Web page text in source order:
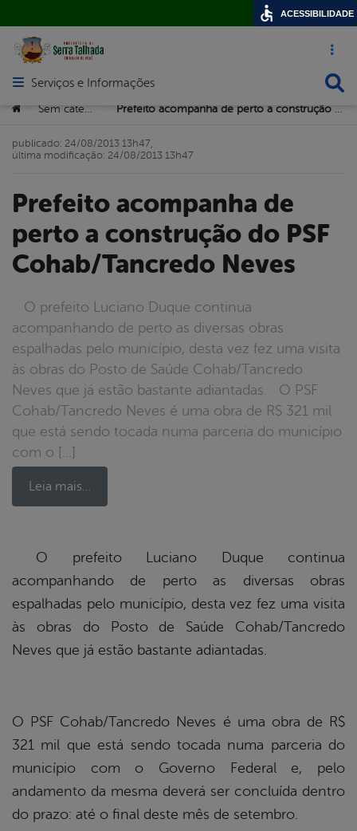
Acesso
Abrir menu principal de navegação
Serviços e Informações
Você está aqui:
> >
Prefeito acompanha de
perto a construção do PSF
Cohab/Tancredo Neves
O prefeito Luciano Duque continua
acompanhando de perto as diversas obras
espalhadas pelo município, desta vez fez uma visita
às obras do Posto de Saúde Cohab/Tancredo
Neves que já estão bastante adiantadas. O PSF
Cohab/Tancredo Neves é uma obra de R$ 321 mil
que está sendo tocada numa parceria do município
com o […]
Leia mais…
publicado: 24/08/2013 13h47,
última modificação: 24/08/2013 13h47
O prefeito Luciano Duque continua
acompanhando de perto as diversas obras
espalhadas pelo município, desta vez fez uma visita
às obras do Posto de Saúde Cohab/Tancredo
Neves que já estão bastante adiantadas.
O PSF Cohab/Tancredo Neves é uma obra de R$
321 mil que está sendo tocada numa parceria do
município com o Governo Federal e, pelo
andamento da mesma deverá ser concluída dentro
do prazo: até o final deste mês de setembro.
ACESSIBILIDADE